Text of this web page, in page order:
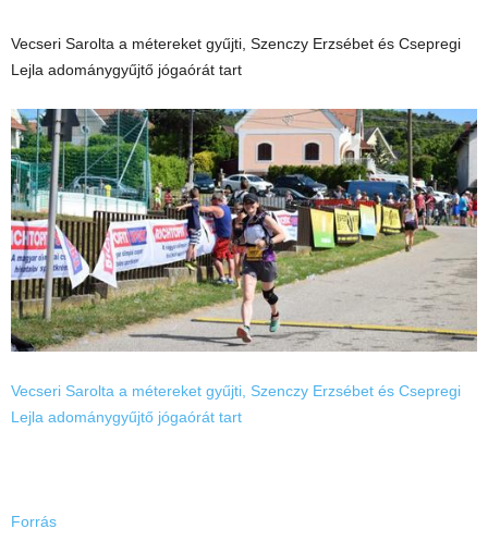
Vecseri Sarolta a métereket gyűjti, Szenczy Erzsébet és Csepregi
Lejla adománygyűjtő jógaórát tart
Vecseri Sarolta a métereket gyűjti, Szenczy Erzsébet és Csepregi
Lejla adománygyűjtő jógaórát tart
Forrás